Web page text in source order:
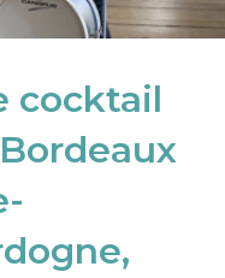
cocktail